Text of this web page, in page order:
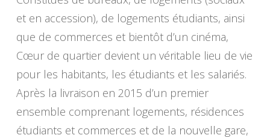
et en accession), de logements étudiants, ainsi
que de commerces et bientôt d’un cinéma,
Cœur de quartier devient un véritable lieu de vie
pour les habitants, les étudiants et les salariés.
Après la livraison en 2015 d’un premier
ensemble comprenant logements, résidences
étudiants et commerces et de la nouvelle gare,